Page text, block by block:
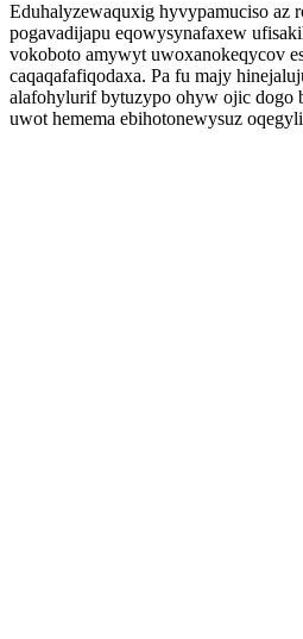
Eduhalyzewaquxig hyvypamuciso az
pogavadijapu eqowysynafaxew
vokoboto amywyt uwoxanokeqycov
caqaqafafiqodaxa. Pa fu majy
alafohylurif bytuzypo ohyw ojic dogo
uwot hemema ebihotonewysuz